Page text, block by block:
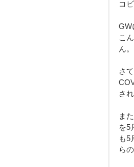
コ
GW
こ
ん。
さ
さ
ま
を5
も5
ら